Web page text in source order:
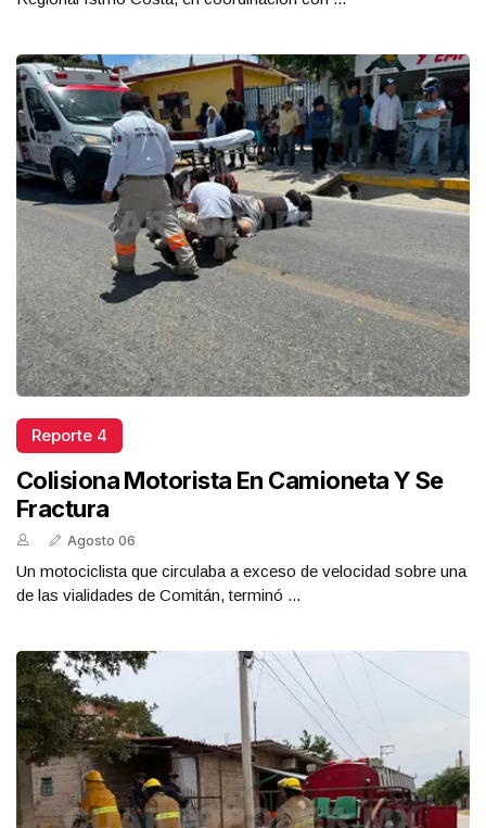
Reporte 4
Colisiona Motorista En Camioneta Y Se
Fractura
Agosto 06
Un motociclista que circulaba a exceso de velocidad sobre una
de las vialidades de Comitán, terminó ...